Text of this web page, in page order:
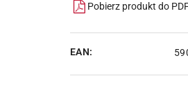
Pobierz produkt do
EAN: